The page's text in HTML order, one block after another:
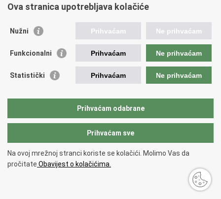
Sindikat radnika Hrvatske, Srijemska 108, Osijek
Sindikat vozača i prometnih radnika Autotrolej - Rijeka,
Sindikat Nova Solidarnost, I. Mažuranića 3, Sisak
Sindikat policijskih službenika, Avenija Gojka Šuška 1,
Samostalni vojni sindikat, Vinogradska 8, Osijek
Sindikat radnika Split parking, Gundulićeva 29, Split
Ova stranica upotrebljava kolačiće
Nužni Prihvaćam Ne prihvaćam
Funkcionalni Prihvaćam Ne prihvaćam
Statistički Prihvaćam Ne prihvaćam
Prihvaćam odabrane
Prihvaćam sve
Na ovoj mrežnoj stranci koriste se kolačići. Molimo Vas da
pročitate Obavijest o kolačićima.